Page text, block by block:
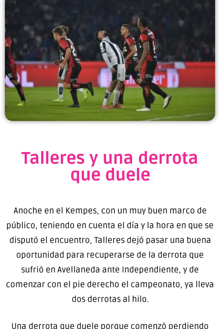
Talleres y una derrota
que duele
Anoche en el Kempes, con un muy buen marco de
público, teniendo en cuenta el día y la hora en que se
disputó el encuentro, Talleres dejó pasar una buena
oportunidad para recuperarse de la derrota que
sufrió en Avellaneda ante Independiente, y de
comenzar con el pie derecho el campeonato, ya lleva
dos derrotas al hilo.
Una derrota que duele porque comenzó perdiendo